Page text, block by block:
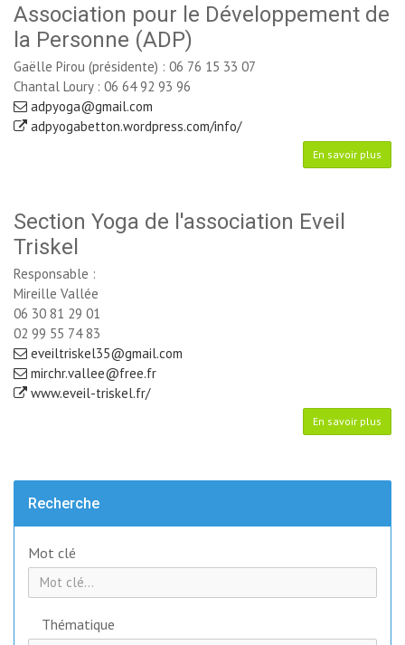
Association pour le Développement de
la Personne (ADP)
Gaëlle Pirou (présidente) : 06 76 15 33 07
Chantal Loury : 06 64 92 93 96
adpyoga@gmail.com
adpyogabetton.wordpress.com/info/
En savoir plus
Section Yoga de l'association Eveil
Triskel
Responsable :
Mireille Vallée
06 30 81 29 01
02 99 55 74 83
eveiltriskel35@gmail.com
mirchr.vallee@free.fr
www.eveil-triskel.fr/
En savoir plus
Recherche
Mot clé
Thématique